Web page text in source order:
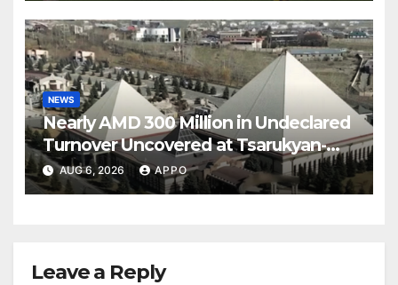
NEWS
Nearly AMD 300 Million in Undeclared
Turnover Uncovered at Tsarukyan-
Owned Entertainment Center
AUG 6, 2026 APPO
Leave a Reply